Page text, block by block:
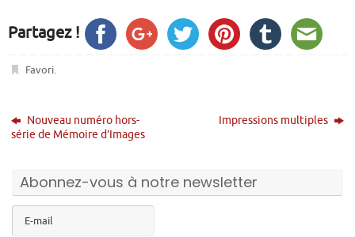
Partagez !
Favori.
Nouveau numéro hors-
série de Mémoire d’Images
Impressions multiples
Abonnez-vous à notre newsletter